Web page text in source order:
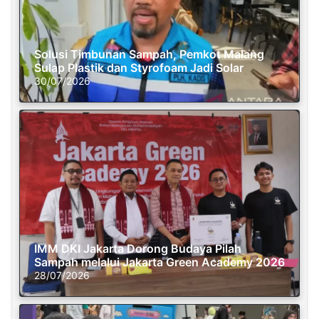
Solusi Timbunan Sampah, Pemkot Malang
Sulap Plastik dan Styrofoam Jadi Solar
30/07/2026
IMM DKI Jakarta Dorong Budaya Pilah
Sampah melalui Jakarta Green Academy 2026
28/07/2026